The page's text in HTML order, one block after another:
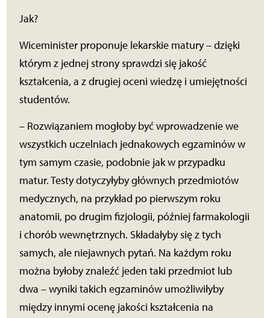
Jak?
Wiceminister proponuje lekarskie matury – dzięki
którym z jednej strony sprawdzi się jakość
kształcenia, a z drugiej oceni wiedzę i umiejętności
studentów.
– Rozwiązaniem mogłoby być wprowadzenie we
wszystkich uczelniach jednakowych egzaminów w
tym samym czasie, podobnie jak w przypadku
matur. Testy dotyczyłyby głównych przedmiotów
medycznych, na przykład po pierwszym roku
anatomii, po drugim fizjologii, później farmakologii
i chorób wewnętrznych. Składałyby się z tych
samych, ale niejawnych pytań. Na każdym roku
można byłoby znaleźć jeden taki przedmiot lub
dwa – wyniki takich egzaminów umożliwiłyby
między innymi ocenę jakości kształcenia na